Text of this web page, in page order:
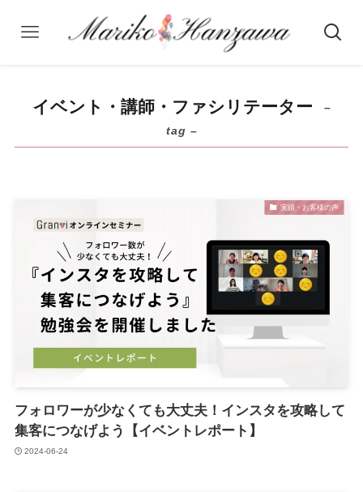
イベント・講師・ファシリテーター
–
tag –
実績・お客様の声
フォロワーが少なくても大丈夫！インスタを攻略して
集客につなげよう【イベントレポート】
2024-06-24